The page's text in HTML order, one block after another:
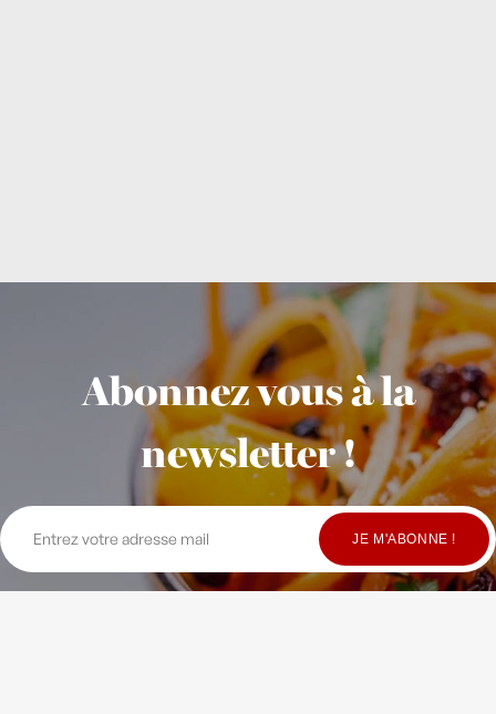
Abonnez vous à la
newsletter !